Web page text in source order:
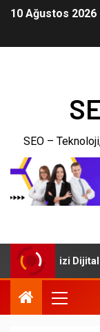
10 Ağustos 2026
SEO –
İşletmenizi Dijital